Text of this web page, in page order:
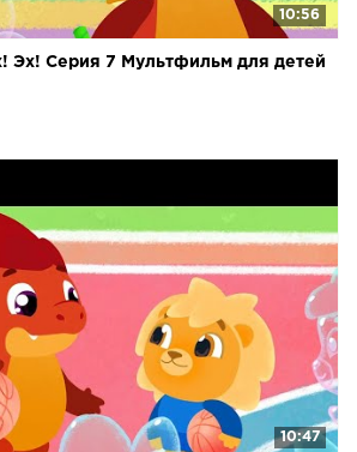
10:56
Эх! Серия 7 Мультфильм для детей
10:47